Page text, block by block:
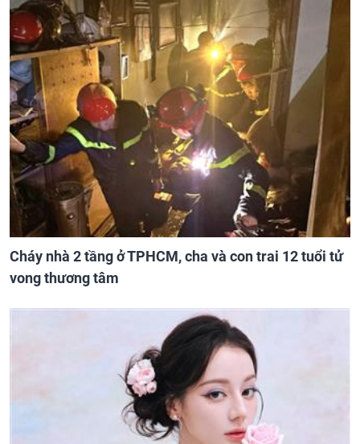
Cháy nhà 2 tầng ở TPHCM, cha và con trai 12 tuổi tử
vong thương tâm